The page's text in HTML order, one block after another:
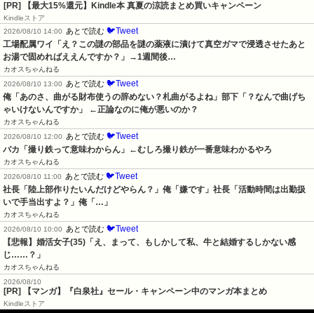
[PR] 【最大15%還元】Kindle本 真夏の涼読まとめ買いキャンペーン
Kindleストア
2026/08/10 14:00
あとで読む 🐦Tweet
工場配属ワイ「え？この謎の部品を謎の薬液に漬けて真空ガマで浸透させたあと
お湯で固めればええんですか？」→1週間後…
カオスちゃんねる
2026/08/10 13:00
あとで読む 🐦Tweet
俺「あのさ、曲がる財布使うの辞めない？札曲がるよね」部下「？なんで曲げち
ゃいけないんですか」 ←正論なのに俺が悪いのか？
カオスちゃんねる
2026/08/10 12:00
あとで読む 🐦Tweet
バカ「撮り鉄って意味わからん」←むしろ撮り鉄が一番意味わかるやろ
カオスちゃんねる
2026/08/10 11:00
あとで読む 🐦Tweet
社長「陸上部作りたいんだけどやらん？」俺「嫌です」社長「活動時間は出勤扱
いで手当出すよ？」俺「…」
カオスちゃんねる
2026/08/10 10:00
あとで読む 🐦Tweet
【悲報】婚活女子(35)「え、まって、もしかして私、牛と結婚するしかない感
じ……？」
カオスちゃんねる
2026/08/10
[PR] 【マンガ】『白泉社』セール・キャンペーン中のマンガ本まとめ
Kindleストア